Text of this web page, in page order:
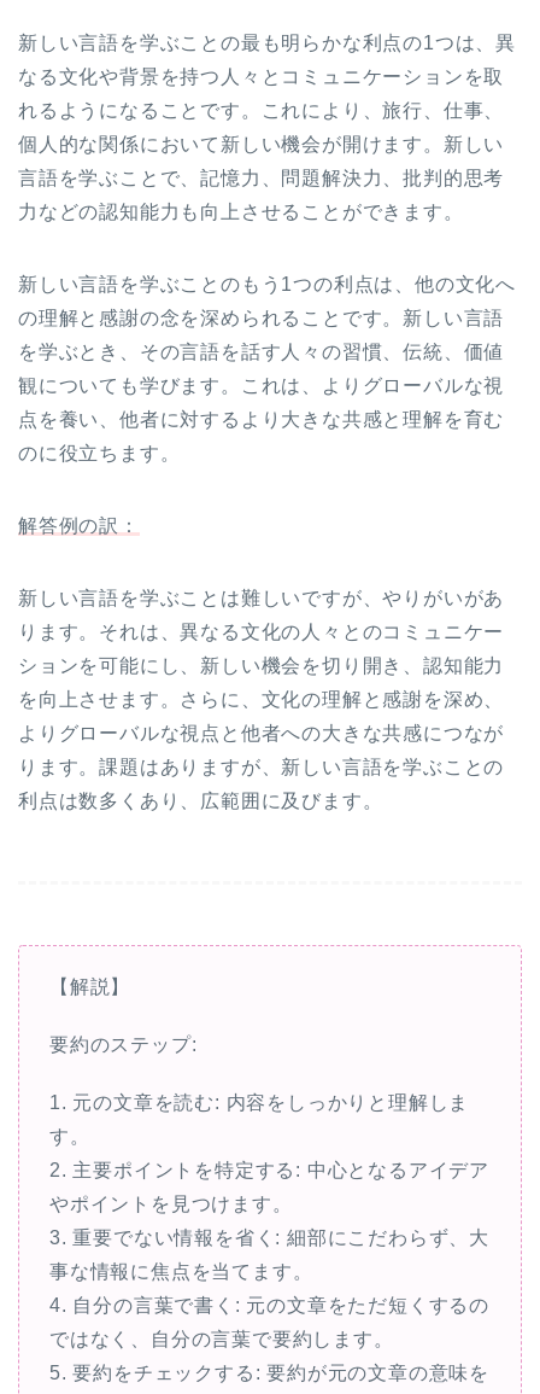
新しい言語を学ぶことの最も明らかな利点の1つは、異
なる文化や背景を持つ人々とコミュニケーションを取
れるようになることです。これにより、旅行、仕事、
個人的な関係において新しい機会が開けます。新しい
言語を学ぶことで、記憶力、問題解決力、批判的思考
力などの認知能力も向上させることができます。
新しい言語を学ぶことのもう1つの利点は、他の文化へ
の理解と感謝の念を深められることです。新しい言語
を学ぶとき、その言語を話す人々の習慣、伝統、価値
観についても学びます。これは、よりグローバルな視
点を養い、他者に対するより大きな共感と理解を育む
のに役立ちます。
解答例の訳：
新しい言語を学ぶことは難しいですが、やりがいがあ
ります。それは、異なる文化の人々とのコミュニケー
ションを可能にし、新しい機会を切り開き、認知能力
を向上させます。さらに、文化の理解と感謝を深め、
よりグローバルな視点と他者への大きな共感につなが
ります。課題はありますが、新しい言語を学ぶことの
利点は数多くあり、広範囲に及びます。
【解説】
要約のステップ:
1. 元の文章を読む: 内容をしっかりと理解しま
す。
2. 主要ポイントを特定する: 中心となるアイデア
やポイントを見つけます。
3. 重要でない情報を省く: 細部にこだわらず、大
事な情報に焦点を当てます。
4. 自分の言葉で書く: 元の文章をただ短くするの
ではなく、自分の言葉で要約します。
5. 要約をチェックする: 要約が元の文章の意味を